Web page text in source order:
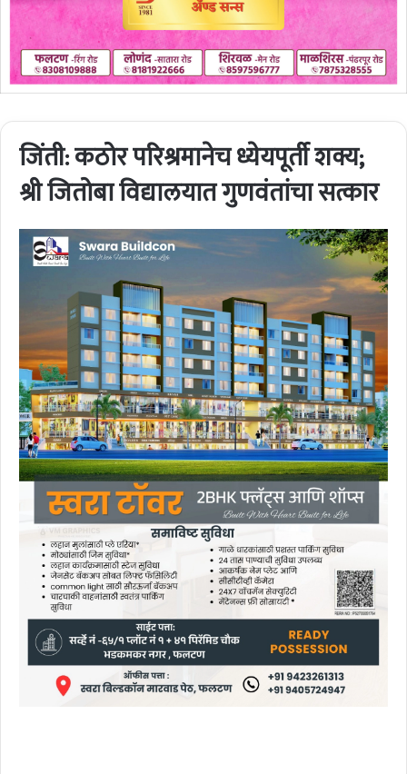
जिंती: कठोर परिश्रमानेच ध्येयपूर्ती शक्य;
श्री जितोबा विद्यालयात गुणवंतांचा सत्कार